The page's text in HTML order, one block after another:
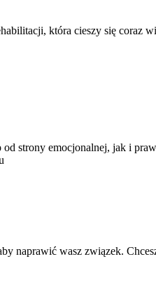
która cieszy się
strony emocjonalnej, jak i
naprawić wasz związek.